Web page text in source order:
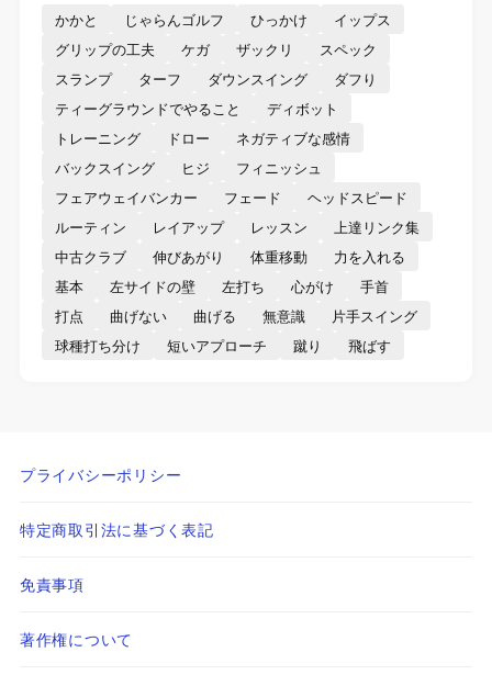
かかと じゃらんゴルフ ひっかけ
イップス
グリップの工夫
ケガ ザックリ
スペック
スランプ
ターフ ダウンスイング
ダフり
ティーグラウンドでやること
ディボット
トレーニング
ドロー
ネガティブな感情
バックスイング
ヒジ
フィニッシュ
フェアウェイバンカー
フェード
ヘッドスピード
ルーティン
レイアップ レッスン
上達リンク集
中古クラブ
伸びあがり 体重移動
力を入れる
基本
左サイドの壁 左打ち 心がけ
手首
打点
曲げない 曲げる 無意識
片手スイング
球種打ち分け
短いアプローチ 蹴り 飛ばす
プライバシーポリシー
特定商取引法に基づく表記
免責事項
著作権について